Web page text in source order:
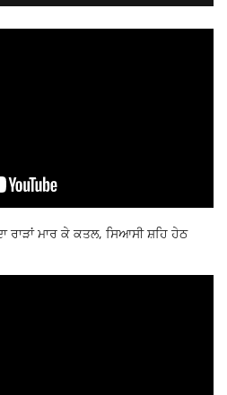
ਰਾੜਾਂ ਮਾਰ ਕੇ ਕਤਲ, ਸਿਆਸੀ ਸ਼ਹਿ ਹੇਠ